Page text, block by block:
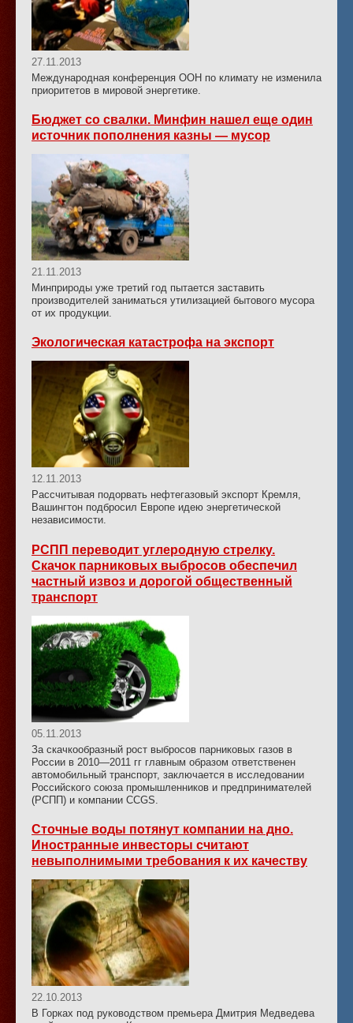
27.11.2013
Международная конференция ООН по климату не изменила
приоритетов в мировой энергетике.
Бюджет со свалки. Минфин нашел еще один
источник пополнения казны — мусор
21.11.2013
Минприроды уже третий год пытается заставить
производителей заниматься утилизацией бытового мусора
от их продукции.
Экологическая катастрофа на экспорт
12.11.2013
Рассчитывая подорвать нефтегазовый экспорт Кремля,
Вашингтон подбросил Европе идею энергетической
независимости.
РСПП переводит углеродную стрелку.
Скачок парниковых выбросов обеспечил
частный извоз и дорогой общественный
транспорт
05.11.2013
За скачкообразный рост выбросов парниковых газов в
России в 2010—2011 гг главным образом ответственен
автомобильный транспорт, заключается в исследовании
Российского союза промышленников и предпринимателей
(РСПП) и компании CCGS.
Сточные воды потянут компании на дно.
Иностранные инвесторы считают
невыполнимыми требования к их качеству
22.10.2013
В Горках под руководством премьера Дмитрия Медведева